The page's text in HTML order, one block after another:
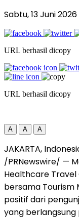
Sabtu, 13 Juni 2026
URL berhasil dicopy
URL berhasil dicopy
A A A
JAKARTA,
/PRNewswire/ —
Healthcare Travel
bersama Tourism
positif dari
yang berlangsung